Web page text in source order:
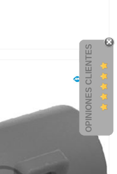
OPINIONES CLIENTES